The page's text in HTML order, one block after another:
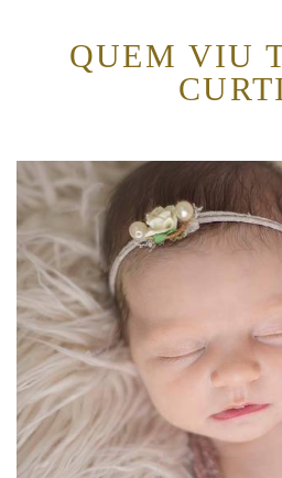
QUEM VIU